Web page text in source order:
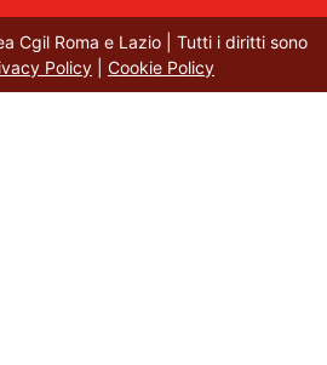
Cgil Roma e Lazio | Tutti i diritti sono
Policy Cookie Policy